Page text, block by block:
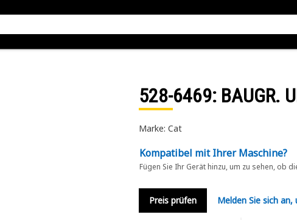
528-6469: BAUGR.
Marke: Cat
Kompatibel mit Ihrer Maschine?
Fügen Sie Ihr Gerät hinzu, um zu sehen, ob
Preis prüfen Melden Sie sich